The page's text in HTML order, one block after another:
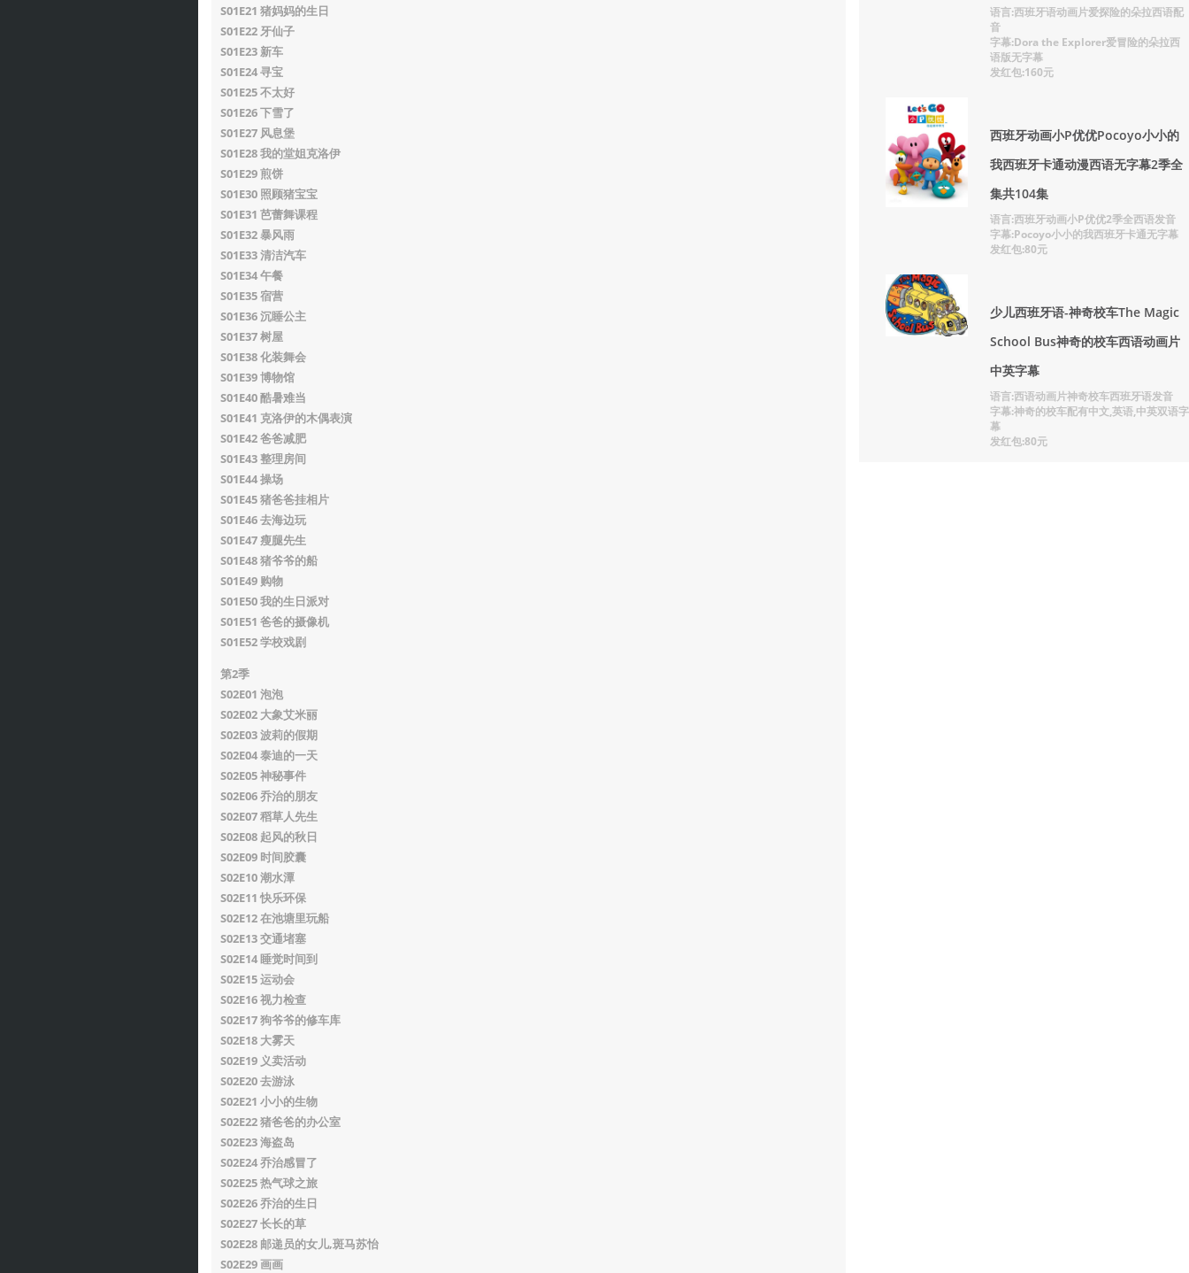
S01E21 猪妈妈的生日
S01E22 牙仙子
S01E23 新车
S01E24 寻宝
S01E25 不太好
S01E26 下雪了
S01E27 风息堡
S01E28 我的堂姐克洛伊
S01E29 煎饼
S01E30 照顾猪宝宝
S01E31 芭蕾舞课程
S01E32 暴风雨
S01E33 清洁汽车
S01E34 午餐
S01E35 宿营
S01E36 沉睡公主
S01E37 树屋
S01E38 化装舞会
S01E39 博物馆
S01E40 酷暑难当
S01E41 克洛伊的木偶表演
S01E42 爸爸减肥
S01E43 整理房间
S01E44 操场
S01E45 猪爸爸挂相片
S01E46 去海边玩
S01E47 瘦腿先生
S01E48 猪爷爷的船
S01E49 购物
S01E50 我的生日派对
S01E51 爸爸的摄像机
S01E52 学校戏剧
第2季
S02E01 泡泡
S02E02 大象艾米丽
S02E03 波莉的假期
S02E04 泰迪的一天
S02E05 神秘事件
S02E06 乔治的朋友
S02E07 稻草人先生
S02E08 起风的秋日
S02E09 时间胶囊
S02E10 潮水潭
S02E11 快乐环保
S02E12 在池塘里玩船
S02E13 交通堵塞
S02E14 睡觉时间到
S02E15 运动会
S02E16 视力检查
S02E17 狗爷爷的修车库
S02E18 大雾天
S02E19 义卖活动
S02E20 去游泳
S02E21 小小的生物
S02E22 猪爸爸的办公室
S02E23 海盗岛
S02E24 乔治感冒了
S02E25 热气球之旅
S02E26 乔治的生日
S02E27 长长的草
S02E28 邮递员的女儿,斑马苏怡
S02E29 画画
语言:西班牙语动画片爱探险的朵拉西语配
音
字幕:Dora the Explorer爱冒险的朵拉西
语版无字幕
发红包:160元
西班牙动画小P优优Pocoyo小小的
我西班牙卡通动漫西语无字幕2季全
集共104集
语言:西班牙动画小P优优2季全西语发音
字幕:Pocoyo小小的我西班牙卡通无字幕
发红包:80元
少儿西班牙语-神奇校车The Magic
School Bus神奇的校车西语动画片
中英字幕
语言:西语动画片神奇校车西班牙语发音
字幕:神奇的校车配有中文,英语,中英双语字
幕
发红包:80元